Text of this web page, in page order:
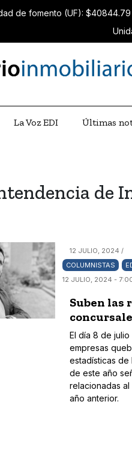
de fomento (UF): $40844.79
La Voz EDI Últimas
de
12 JULIO, 2024 /
COLUMNISTAS
12 JULIO, 2024 -
Suben las
El día 8 de
empresas
estadísticas de
de este año
relacionadas
año anterior.